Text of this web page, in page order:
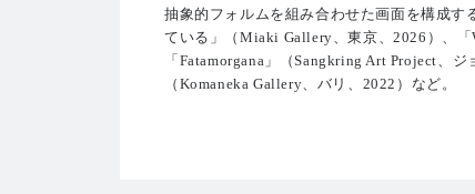
抽象的フォルムを組み合わせた画面を構成
ている」（Miaki Gallery、東京、2026）、「
「Fatamorgana」（Sangkring Art Project、
（Komaneka Gallery、バリ、2022）など。